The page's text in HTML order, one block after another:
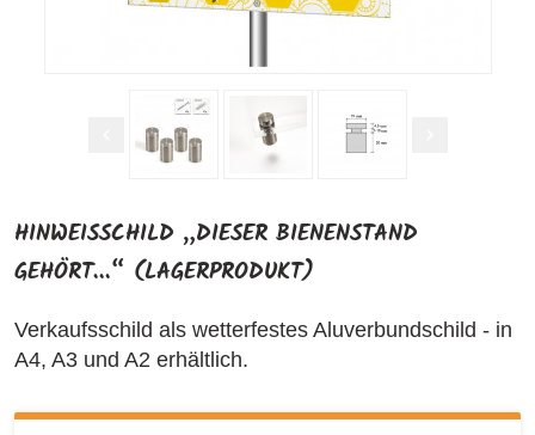
HINWEISSCHILD „DIESER BIENENSTAND
GEHÖRT...“ (LAGERPRODUKT)
Verkaufsschild als wetterfestes Aluverbundschild - in
A4, A3 und A2 erhältlich.